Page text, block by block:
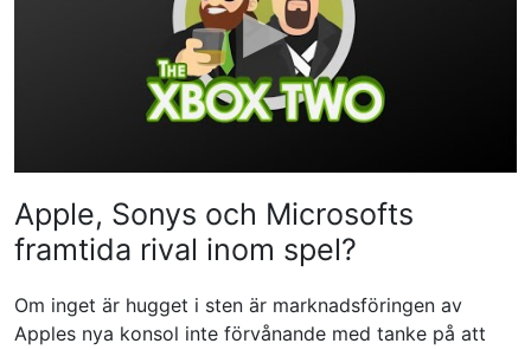
Apple, Sonys och Microsofts
framtida rival inom spel?
Om inget är hugget i sten är marknadsföringen av
Apples nya konsol inte förvånande med tanke på att